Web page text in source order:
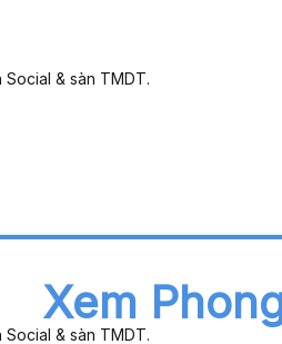
& sàn TMDT.
& sàn TMDT.
Xem